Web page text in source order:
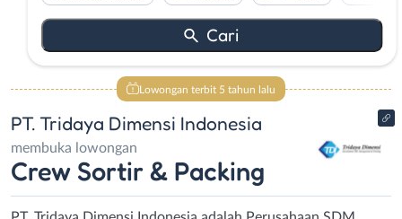
Lowongan terbit 5 tahun lalu
PT. Tridaya Dimensi Indonesia
membuka lowongan
Crew Sortir & Packing